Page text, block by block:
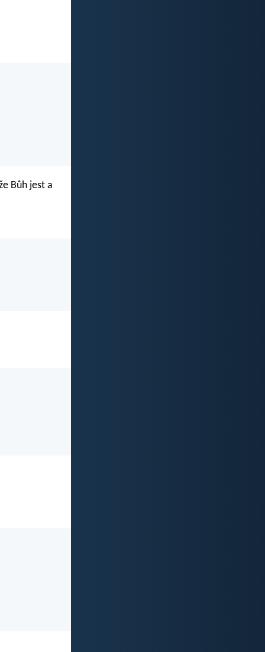
Bůh jest a